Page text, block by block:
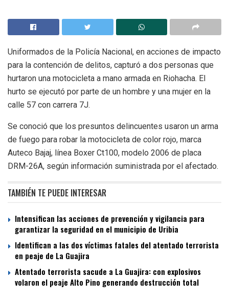
Uniformados de la Policía Nacional, en acciones de impacto
para la contención de delitos, capturó a dos personas que
hurtaron una motocicleta a mano armada en Riohacha. El
hurto se ejecutó por parte de un hombre y una mujer en la
calle 57 con carrera 7J.
Se conoció que los presuntos delincuentes usaron un arma
de fuego para robar la motocicleta de color rojo, marca
Auteco Bajaj, línea Boxer Ct100, modelo 2006 de placa
DRM-26A, según información suministrada por el afectado.
TAMBIÉN TE PUEDE INTERESAR
Intensifican las acciones de prevención y vigilancia para
garantizar la seguridad en el municipio de Uribia
Identifican a las dos víctimas fatales del atentado terrorista
en peaje de La Guajira
Atentado terrorista sacude a La Guajira: con explosivos
volaron el peaje Alto Pino generando destrucción total